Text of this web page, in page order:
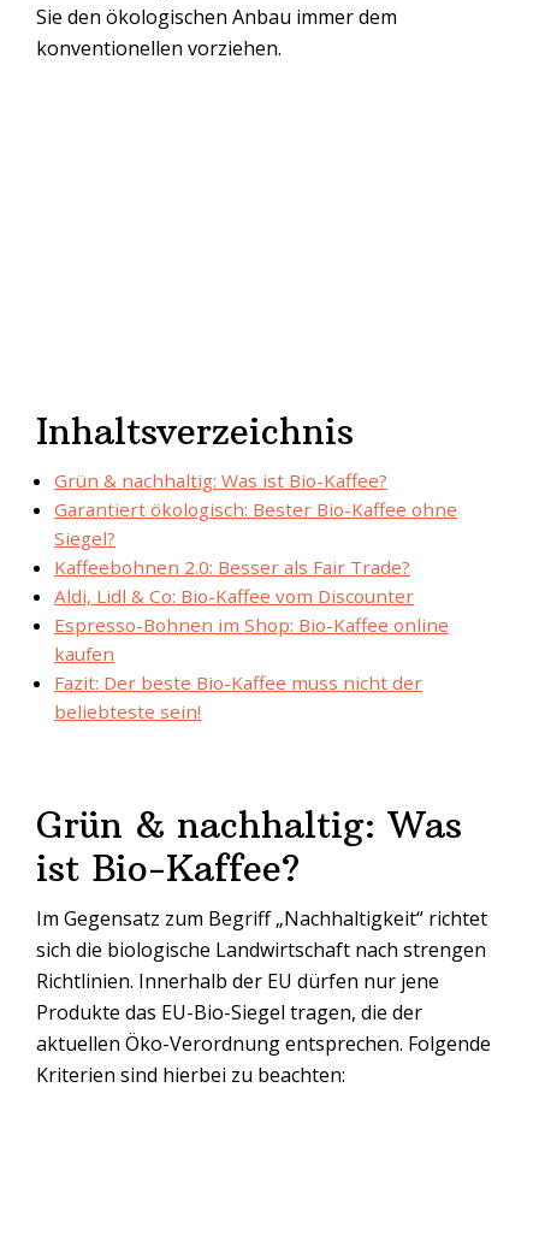
Sie den ökologischen Anbau immer dem
konventionellen vorziehen.
Inhaltsverzeichnis
Grün & nachhaltig: Was ist Bio-Kaffee?
Garantiert ökologisch: Bester Bio-Kaffee ohne
Siegel?
Kaffeebohnen 2.0: Besser als Fair Trade?
Aldi, Lidl & Co: Bio-Kaffee vom Discounter
Espresso-Bohnen im Shop: Bio-Kaffee online
kaufen
Fazit: Der beste Bio-Kaffee muss nicht der
beliebteste sein!
Grün & nachhaltig: Was
ist Bio-Kaffee?
Im Gegensatz zum Begriff „Nachhaltigkeit“ richtet
sich die biologische Landwirtschaft nach strengen
Richtlinien. Innerhalb der EU dürfen nur jene
Produkte das EU-Bio-Siegel tragen, die der
aktuellen Öko-Verordnung entsprechen. Folgende
Kriterien sind hierbei zu beachten: